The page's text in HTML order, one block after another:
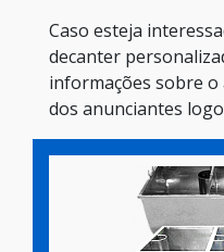
Caso esteja
decanter
informações sobre o
dos anunciantes